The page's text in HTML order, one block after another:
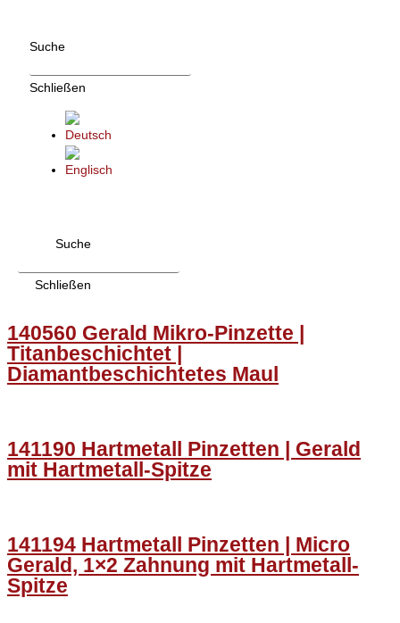
Suche
Schließen
Suche
Schließen
140560 Gerald Mikro-Pinzette |
Titanbeschichtet |
Diamantbeschichtetes Maul
141190 Hartmetall Pinzetten | Gerald
mit Hartmetall-Spitze
141194 Hartmetall Pinzetten | Micro
Gerald, 1×2 Zahnung mit Hartmetall-
Spitze